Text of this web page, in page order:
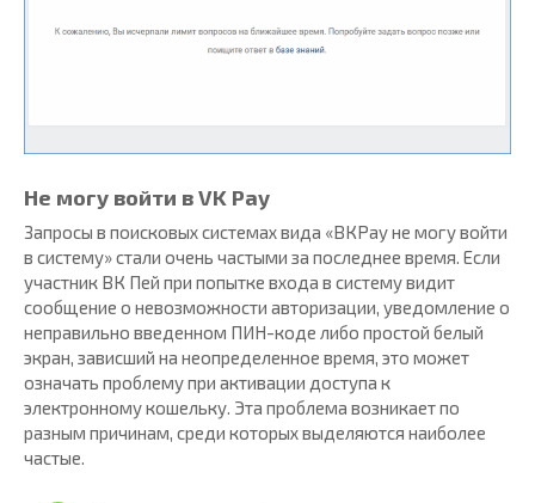
Не могу войти в VK Pay
Запросы в поисковых системах вида «ВКPay не могу войти
в систему» стали очень частыми за последнее время. Если
участник ВК Пей при попытке входа в систему видит
сообщение о невозможности авторизации, уведомление о
неправильно введенном ПИН-коде либо простой белый
экран, зависший на неопределенное время, это может
означать проблему при активации доступа к
электронному кошельку. Эта проблема возникает по
разным причинам, среди которых выделяются наиболее
частые.